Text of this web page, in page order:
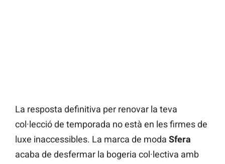
La resposta definitiva per renovar la teva
col·lecció de temporada no està en les firmes de
luxe inaccessibles. La marca de moda Sfera
acaba de desfermar la bogeria col·lectiva amb